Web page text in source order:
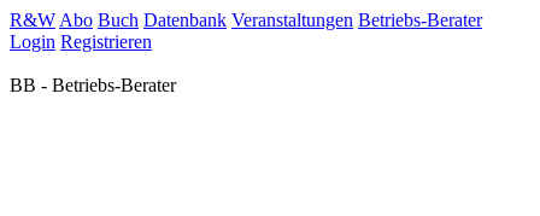
R&W Abo Buch Datenbank Veranstaltungen Betriebs-Berater
Login Registrieren
BB - Betriebs-Berater